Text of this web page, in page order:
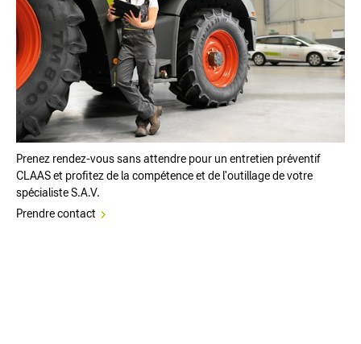
Prenez rendez-vous sans attendre pour un entretien préventif
CLAAS et profitez de la compétence et de l'outillage de votre
spécialiste S.A.V.
Prendre contact